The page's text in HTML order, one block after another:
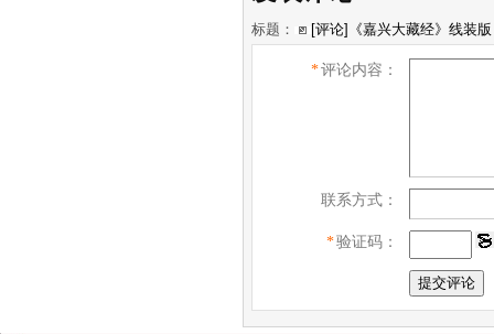
标题：
*评论内容：
联系方式：
*验证码：